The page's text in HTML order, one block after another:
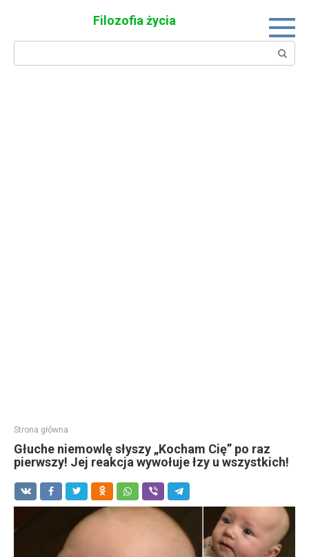
Filozofia życia
Search:
Strona główna
Głuche niemowlę słyszy „Kocham Cię” po raz
pierwszy! Jej reakcja wywołuje łzy u wszystkich!